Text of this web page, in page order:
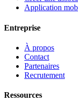
Application
Entreprise
À propos
Contact
Partenaires
Recrutement
Ressources